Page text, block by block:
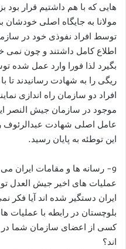
هایی که با هم داشتیم قرار
مولانا به جایگاه اصلی
توسط افراد نفوذی خود در
اطلاع کامل داشتند و چون نمی
بگیرد لذا فورا وارد عمل شده
ریگی را به شهادت رسانیدند تا
افراد دو سازمان راه اندازی
موجود در سازمان جیش النصر
عامل اصلی شهادت عبدالرئوف
این توطئه به پایان رسید.
9- رسانه ها و مقامات ایران می
عملیات های اخیر جیش العدل
ایران دستگیر شده اند آیا فکر
بلوچستان در رابطه با عملیات
کسی از اعضای سازمان شما در
اند؟